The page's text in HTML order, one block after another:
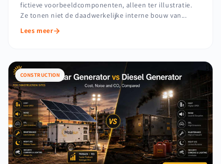
fictieve voorbeeldcomponenten, alleen ter illustratie.
Ze tonen niet de daadwerkelijke interne bouw van...
Lees meer
CONSTRUCTION